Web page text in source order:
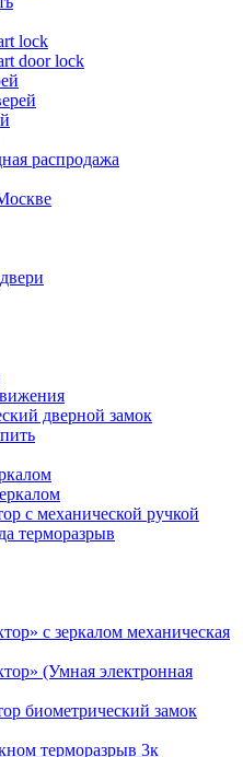
lock
door lock
распродажа
дверной замок
с механической ручкой
терморазрыв
с зеркалом механическая
(Умная электронная
биометрический замок
терморазрыв 3к